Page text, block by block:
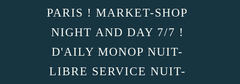
PARIS ! MARKET-SHOP
NIGHT AND DAY 7/7 !
D'AILY MONOP NUIT-
LIBRE SERVICE NUIT-